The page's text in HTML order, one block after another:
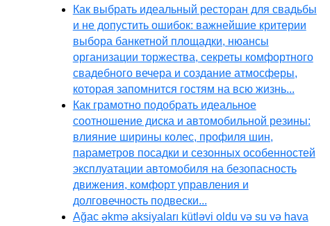
Как выбрать идеальный ресторан для свадьбы
и не допустить ошибок: важнейшие критерии
выбора банкетной площадки, нюансы
организации торжества, секреты комфортного
свадебного вечера и создание атмосферы,
которая запомнится гостям на всю жизнь...
Как грамотно подобрать идеальное
соотношение диска и автомобильной резины:
влияние ширины колес, профиля шин,
параметров посадки и сезонных особенностей
эксплуатации автомобиля на безопасность
движения, комфорт управления и
долговечность подвески...
Ağac əkmə aksiyaları kütləvi oldu və su və hava